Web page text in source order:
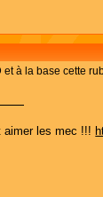
et à la base cette
aimer les mec !!!